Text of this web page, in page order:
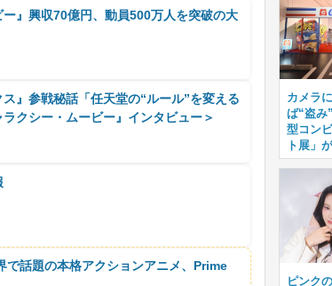
』興収70億円、動員500万人を突破の大
』参戦秘話「任天堂の“ルール”を変える
クシー・ムービー』インタビュー＞
話題の本格アクションアニメ、Prime
カメラ
ば“盗
型コン
ト展」
ピンク